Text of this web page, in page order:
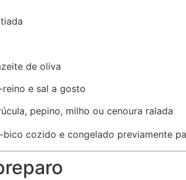
de oliva
e sal a gosto
pepino, milho ou cenoura ralada
cozido e congelado previamente